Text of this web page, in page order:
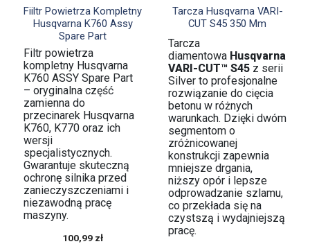
Szybki podgląd
Fiiltr Powietrza Kompletny
Husqvarna K760 Assy
Spare Part
Filtr powietrza
kompletny Husqvarna
K760 ASSY Spare Part
– oryginalna część
zamienna do
przecinarek Husqvarna
K760, K770 oraz ich
wersji
specjalistycznych.
Gwarantuje skuteczną
ochronę silnika przed
zanieczyszczeniami i
niezawodną pracę
maszyny.
100,99 zł
Szybki podgląd
Tarcza Husqvarna VARI-
CUT S45 350 Mm
Tarcza
diamentowa Husqvarna
VARI-CUT™ S45z serii
Silver to profesjonalne
rozwiązanie do cięcia
betonu w różnych
warunkach. Dzięki dwóm
segmentom o
zróżnicowanej
konstrukcji zapewnia
mniejsze drgania,
niższy opór i lepsze
odprowadzanie szlamu,
co przekłada się na
czystszą i wydajniejszą
pracę.